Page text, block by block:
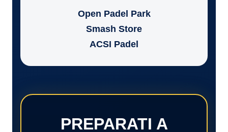
Open Padel Park
Smash Store
ACSI Padel
PREPARATI A